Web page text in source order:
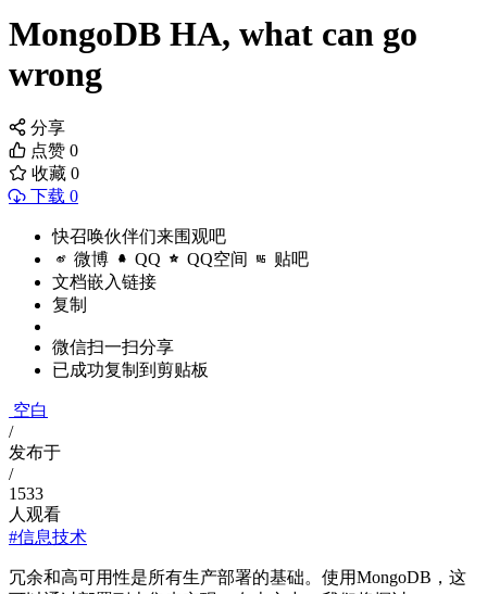
MongoDB HA, what can go
wrong
分享
点赞 0
收藏 0
下载 0
快召唤伙伴们来围观吧
微博 QQ QQ空间 贴吧
文档嵌入链接
复制
微信扫一扫分享
已成功复制到剪贴板
空白
/
发布于
/
1533
人观看
#信息技术
冗余和高可用性是所有生产部署的基础。使用MongoDB，这